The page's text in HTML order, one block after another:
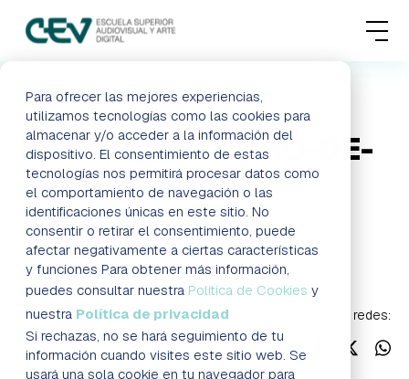
Para ofrecer las mejores experiencias,
utilizamos tecnologías como las cookies para
almacenar y/o acceder a la información del
dispositivo. El consentimiento de estas
tecnologías nos permitirá procesar datos como
el comportamiento de navegación o las
identificaciones únicas en este sitio. No
consentir o retirar el consentimiento, puede
afectar negativamente a ciertas características
y funciones Para obtener más información,
puedes consultar nuestra Política de Cookies y
nuestra Política de privacidad
Si rechazas, no se hará seguimiento de tu
información cuando visites este sitio web. Se
usará una sola cookie en tu navegador para
MENU
FORMACIONES
ADMISIONES
ACTUALIDAD
ESCUELA
CONTACTO
RESERVAR PLAZA VISITAR ESCUELA
SLIDER_-EL-LIBRO-DE-
LA-SELVA
SLIDER_-EL-LIBRO-DE-LA-SELVA
Noticias
Síguenos en redes: